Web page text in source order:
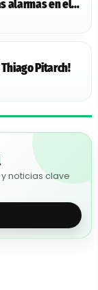
Pitarch!
noticias clave